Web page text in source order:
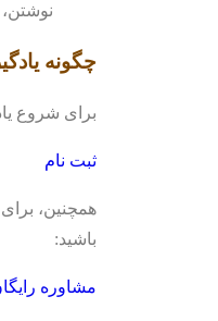
چگونه
برای شروع
ثبت نام
همچنین،
باشید:
مشاوره